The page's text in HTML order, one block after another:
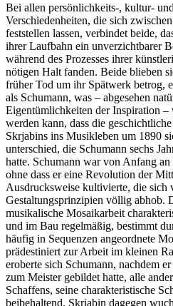
Bei allen persönlichkeits-, kultur-
Verschiedenheiten, die sich
feststellen lassen, verbindet beide,
ihrer Laufbahn ein unverzichtbarer
während des Prozesses ihrer
nötigen Halt fanden. Beide blieben
früher Tod um ihr Spätwerk betrog,
als Schumann, was – abgesehen
Eigentümlichkeiten der Inspiration
werden kann, dass die
Skrjabins ins Musikleben um 1890
unterschied, die Schumann sechs
hatte. Schumann war von Anfang
ohne dass er eine Revolution der
Ausdrucksweise kultivierte, die sich
Gestaltungsprinzipien völlig abhob.
musikalische Mosaikarbeit
und im Bau regelmäßig, bestimmt
häufig in Sequenzen angeordnete
prädestiniert zur Arbeit im kleinen
eroberte sich Schumann, nachdem
zum Meister gebildet hatte, alle
Schaffens, seine charakteristische
beibehaltend. Skrjabin dagegen